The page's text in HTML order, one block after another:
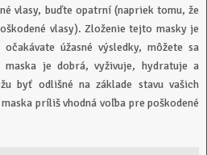
vlasy, buďte opatrní (napriek tomu, že
vlasy). Zloženie tejto masky je
úžasné výsledky, môžete sa
je dobrá, vyživuje, hydratuje a
byť odlišné na základe stavu vašich
príliš vhodná voľba pre poškodené